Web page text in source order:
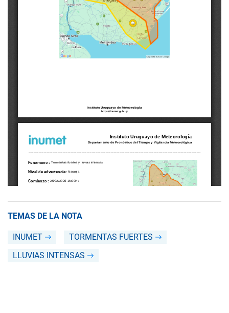
TEMAS DE LA NOTA
INUMET
TORMENTAS FUERTES
LLUVIAS INTENSAS